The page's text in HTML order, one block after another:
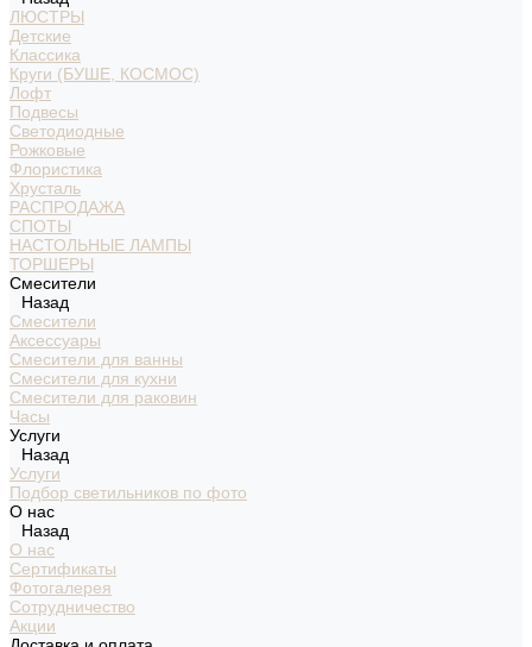
ЛЮСТРЫ
Детские
Классика
Круги (БУШЕ, КОСМОС)
Лофт
Подвесы
Светодиодные
Рожковые
Флористика
Хрусталь
РАСПРОДАЖА
СПОТЫ
НАСТОЛЬНЫЕ ЛАМПЫ
ТОРШЕРЫ
Смесители
Назад
Смесители
Аксессуары
Смесители для ванны
Смесители для кухни
Смесители для раковин
Часы
Услуги
Назад
Услуги
Подбор светильников по фото
О нас
Назад
О нас
Сертификаты
Фотогалерея
Сотрудничество
Акции